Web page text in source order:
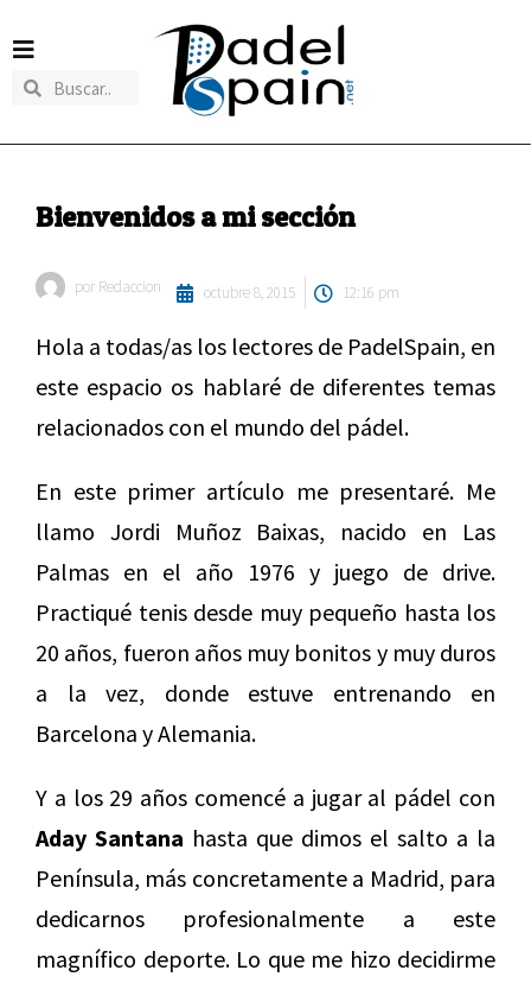
Bienvenidos a mi sección
por Redaccion octubre 8, 2015 12:16 pm
Hola a todas/as los lectores de PadelSpain, en
este espacio os hablaré de diferentes temas
relacionados con el mundo del pádel.
En este primer artículo me presentaré. Me
llamo Jordi Muñoz Baixas, nacido en Las
Palmas en el año 1976 y juego de drive.
Practiqué tenis desde muy pequeño hasta los
20 años, fueron años muy bonitos y muy duros
a la vez, donde estuve entrenando en
Barcelona y Alemania.
Y a los 29 años comencé a jugar al pádel con
Aday Santana hasta que dimos el salto a la
Península, más concretamente a Madrid, para
dedicarnos profesionalmente a este
magnífico deporte. Lo que me hizo decidirme